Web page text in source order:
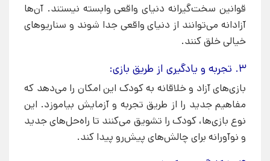
قوانین سخت‌گیرانه دنیای واقعی وابسته نیستند. آن‌ها
آزادانه می‌توانند از دنیای واقعی جدا شوند و سناریوهای
خیالی خلق کنند.
3. تجربه و یادگیری از طریق بازی:
بازی‌های آزاد و خلاقانه به کودک این امکان را می‌دهد که
مفاهیم جدید را از طریق تجربه و آزمایش بیاموزد. این
نوع بازی‌ها، کودک را تشویق می‌کنند تا راه‌حل‌های جدید
و نوآورانه برای چالش‌های پیش‌رو پیدا کند.